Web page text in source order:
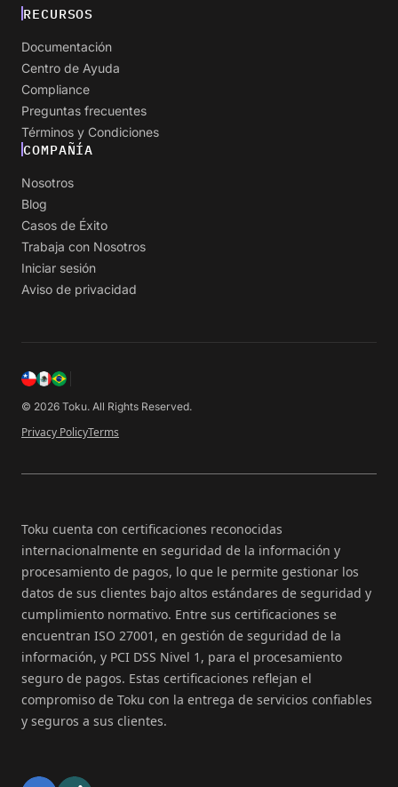
RECURSOS
Documentación
Centro de Ayuda
Compliance
Preguntas frecuentes
Términos y Condiciones
COMPAÑÍA
Nosotros
Blog
Casos de Éxito
Trabaja con Nosotros
Iniciar sesión
Aviso de privacidad
© 2026 Toku. All Rights Reserved.
Privacy PolicyTerms
Toku cuenta con certificaciones reconocidas
internacionalmente en seguridad de la información y
procesamiento de pagos, lo que le permite gestionar los
datos de sus clientes bajo altos estándares de seguridad y
cumplimiento normativo. Entre sus certificaciones se
encuentran ISO 27001, en gestión de seguridad de la
información, y PCI DSS Nivel 1, para el procesamiento
seguro de pagos. Estas certificaciones reflejan el
compromiso de Toku con la entrega de servicios confiables
y seguros a sus clientes.